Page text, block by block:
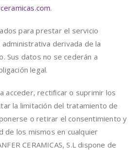
com.
para prestar el servicio
derivada de la
Sus datos no se cederán a
legal.
acceder, rectificar o suprimir los
la limitación del tratamiento de
o retirar el consentimiento y
de los mismos en cualquier
CERAMICAS, S.L dispone de